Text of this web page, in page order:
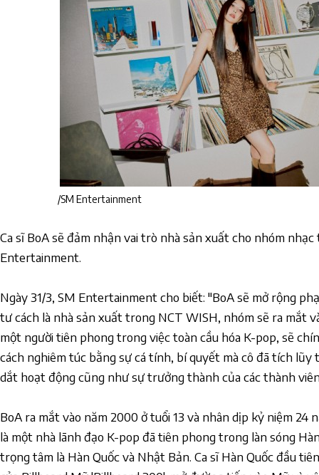
/SM Entertainment
Ca sĩ BoA sẽ đảm nhận vai trò nhà sản xuất cho nhóm
Entertainment.
Ngày 31/3, SM Entertainment cho biết: "BoA sẽ mở rộng
tư cách là nhà sản xuất trong NCT WISH, nhóm sẽ ra mắt
một người tiên phong trong việc toàn cầu hóa K-pop, sẽ
cách nghiêm túc bằng sự cá tính, bí quyết mà cô đã tích lũy
dắt hoạt động cũng như sự trưởng thành của các thành
BoA ra mắt vào năm 2000 ở tuổi 13 và nhân dịp kỷ niệm 24
là một nhà lãnh đạo K-pop đã tiên phong trong làn sóng
trọng tâm là Hàn Quốc và Nhật Bản. Ca sĩ Hàn Quốc đầu